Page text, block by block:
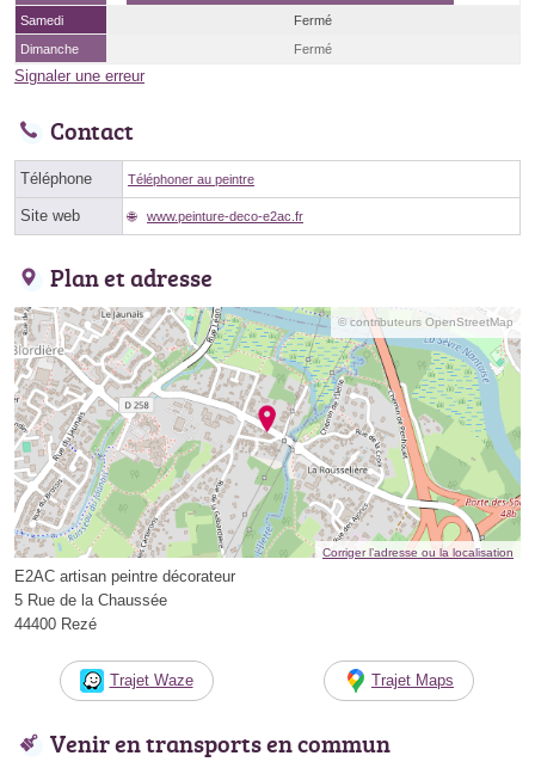
Samedi
Fermé
Dimanche
Fermé
Signaler une erreur
Contact
Téléphone Téléphoner au peintre
Site web www.peinture-deco-e2ac.fr
Plan et adresse
© contributeurs OpenStreetMap
Corriger l’adresse ou la localisation
E2AC artisan peintre décorateur
5 Rue de la Chaussée
44400 Rezé
Trajet Waze Trajet Maps
Venir en transports en commun